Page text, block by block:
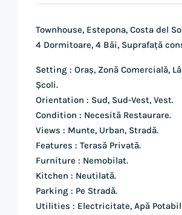
Townhouse, Estepona, Costa del
4 Dormitoare, 4 Băi, Suprafață
Setting : Oraș, Zonă Comercială,
Școli.
Orientation : Sud, Sud-Vest, Vest.
Condition : Necesită Restaurare.
Views : Munte, Urban, Stradă.
Features : Terasă Privată.
Furniture : Nemobilat.
Kitchen : Neutilată.
Parking : Pe Stradă.
Utilities : Electricitate, Apă